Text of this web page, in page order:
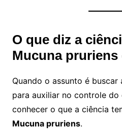
O que diz a
Mucuna pruriens
Quando o assunto é
para auxiliar no controle do
conhecer o que a ciência
Mucuna pruriens.